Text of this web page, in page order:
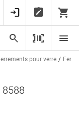
pour verre
8588